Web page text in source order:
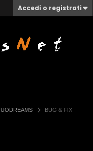
Accedi o registrati
UODREAMS BUG & FIX